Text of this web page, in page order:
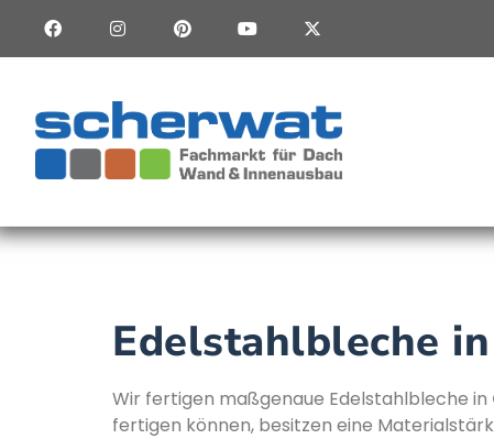
Edelstahlbleche
Wir fertigen maßgenaue Edelstahlbleche in
fertigen können, besitzen eine